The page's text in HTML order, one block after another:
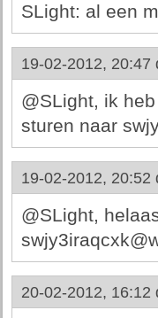
SLight: al een
19-02-2012, 20:47
@SLight, ik
sturen naar
19-02-2012, 20:52
@SLight,
20-02-2012, 16:12